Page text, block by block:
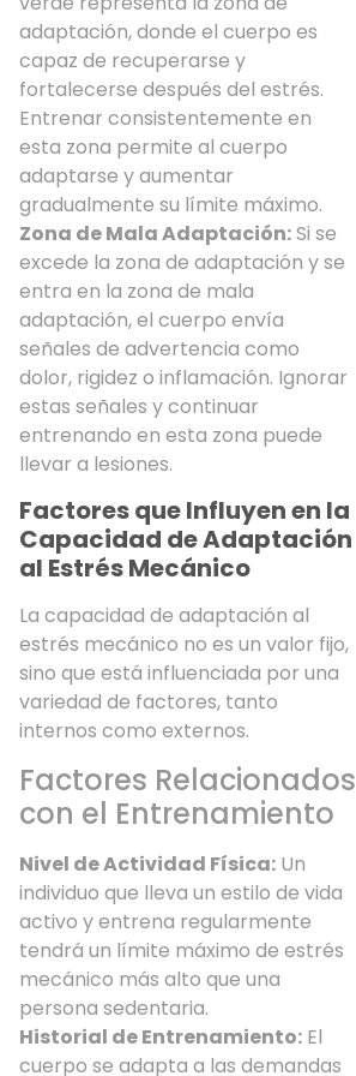
adaptación, donde el cuerpo es
capaz de recuperarse y
fortalecerse después del estrés.
Entrenar consistentemente en
esta zona permite al cuerpo
adaptarse y aumentar
gradualmente su límite máximo.
Zona de Mala Adaptación:Si se
excede la zona de adaptación y se
entra en la zona de mala
adaptación, el cuerpo envía
señales de advertencia como
dolor, rigidez o inflamación. Ignorar
estas señales y continuar
entrenando en esta zona puede
llevar a lesiones.
Factores que Influyen en la
Capacidad de Adaptación
al Estrés Mecánico
La capacidad de adaptación al
estrés mecánico no es un valor fijo,
sino que está influenciada por una
variedad de factores, tanto
internos como externos.
Factores Relacionados
con el Entrenamiento
Nivel de Actividad Física: Un
individuo que lleva un estilo de vida
activo y entrena regularmente
tendrá un límite máximo de estrés
mecánico más alto que una
persona sedentaria.
Historial de Entrenamiento: El
cuerpo se adapta a las demandas